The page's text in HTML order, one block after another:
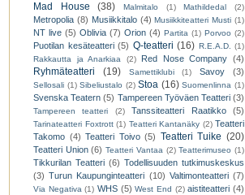
Mad House (38) Malmitalo (1) Mathildedal (2)
Metropolia (8) Musiikkitalo (4) Musiikkiteatteri Musti (1)
NT live (5) Oblivia (7) Orion (4) Partita (1) Porvoo (2)
Puotilan kesäteatteri (5) Q-teatteri (16) R.E.A.D. (1)
Rakkautta ja Anarkiaa
(2) Red Nose Company (4)
Ryhmäteatteri (19) Samettiklubi (1) Savoy (3)
Sellosali (1) Sibeliustalo (2) Stoa (16) Suomenlinna (1)
Svenska Teatern (5) Tampereen Työväen Teatteri (3)
Tampereen teatteri (2) Tanssiteatteri Raatikko (5)
Tarinateatteri Foxtrott (1) Teatteri Kantanäky (2) Teatteri
Takomo (4) Teatteri Toivo (5) Teatteri Tuike (20)
Teatteri Union (6) Teatteri Vantaa (2) Teatterimuseo (1)
Tikkurilan Teatteri (6) Todellisuuden tutkimuskeskus
(3) Turun Kaupunginteatteri (10) Valtimonteatteri (7)
Via Negativa (1) WHS (5) West End (2) aistiteatteri (4)